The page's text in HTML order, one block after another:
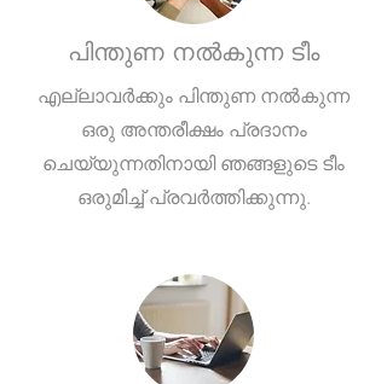
പിന്തുണ നൽകുന്ന ടീം
എല്ലാവർക്കും പിന്തുണ നൽകുന്ന
ഒരു അന്തരീക്ഷം പ്രദാനം
ചെയ്യുന്നതിനായി ഞങ്ങളുടെ ടീം
ഒരുമിച്ച് പ്രവർത്തിക്കുന്നു.